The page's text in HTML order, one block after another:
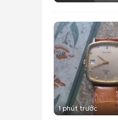
1 phút trước